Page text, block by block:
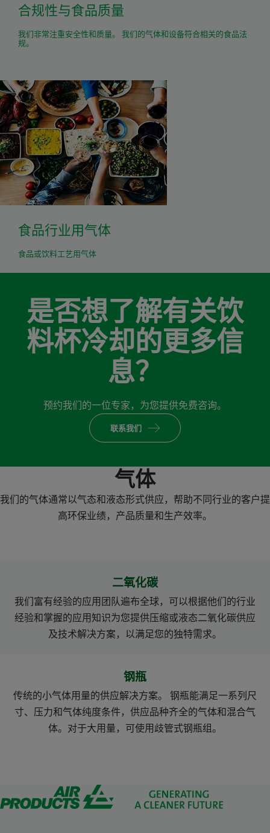
合规性与食品质量
我们非常注重安全性和质量。 我们的气体和设备符合相关的食品法
规。
食品行业用气体
食品或饮料工艺用气体
是否想了解有关饮
料杯冷却的更多信
息？
预约我们的一位专家，为您提供免费咨询。
联系我们
气体
我们的气体通常以气态和液态形式供应，帮助不同行业的客户提
高环保业绩，产品质量和生产效率。
二氧化碳
我们富有经验的应用团队遍布全球，可以根据他们的行业
经验和掌握的应用知识为您提供压缩或液态二氧化碳供应
及技术解决方案，以满足您的独特需求。
钢瓶
传统的小气体用量的供应解决方案。 钢瓶能满足一系列尺
寸、压力和气体纯度条件，供应品种齐全的气体和混合气
体。对于大用量，可使用歧管式钢瓶组。